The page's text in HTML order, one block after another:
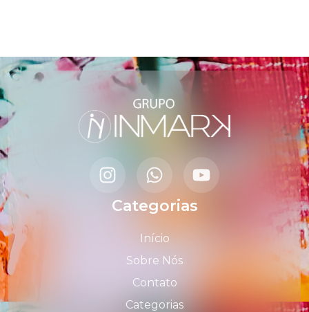
Categorias
Início
Sobre Nós
Contato
Categorias